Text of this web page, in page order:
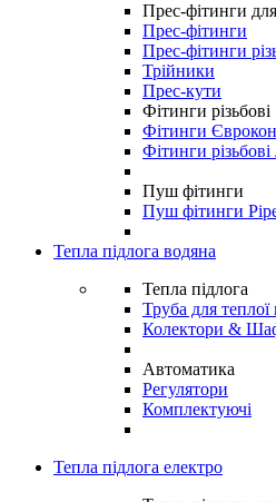
Прес-фітинги
Прес-фітинги
Прес-фітинги
Трійники
Прес-кути
Фітинги різьбові
Фітинги
Фітинги різьбові
Пуш фітинги
Пуш фітинги
Тепла підлога водяна
Тепла підлога
Труба для теплої
Колектори &
Автоматика
Регулятори
Комплектуючі
Тепла підлога електро